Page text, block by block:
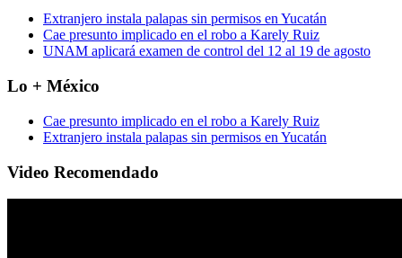
Extranjero instala palapas sin permisos en Yucatán
Cae presunto implicado en el robo a Karely Ruiz
UNAM aplicará examen de control del 12 al 19 de agosto
Lo + México
Cae presunto implicado en el robo a Karely Ruiz
Extranjero instala palapas sin permisos en Yucatán
Video Recomendado